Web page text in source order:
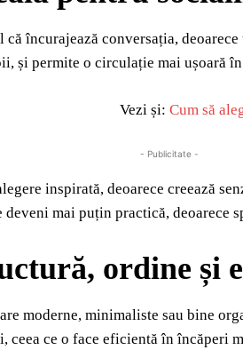
încurajează conversația,
și permite o circulație mai ușoară
Vezi și: Cum să
- Publicitate -
inspirată, deoarece creează
deveni mai puțin practică, deoarece
ordine și
moderne, minimaliste sau bine
ceea ce o face eficientă în încăperi